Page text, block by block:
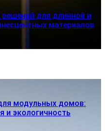
для длинной и
материалов
модульных домов:
и экологичность